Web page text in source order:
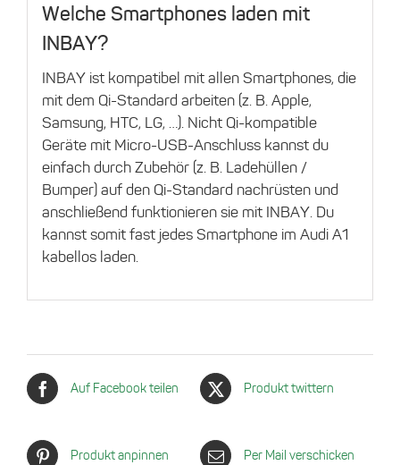
Welche Smartphones laden mit
INBAY?
INBAY ist kompatibel mit allen Smartphones, die
mit dem Qi-Standard arbeiten (z. B. Apple,
Samsung, HTC, LG, …). Nicht Qi-kompatible
Geräte mit Micro-USB-Anschluss kannst du
einfach durch Zubehör (z. B. Ladehüllen /
Bumper) auf den Qi-Standard nachrüsten und
anschließend funktionieren sie mit INBAY. Du
kannst somit fast jedes Smartphone im Audi A1
kabellos laden.
Auf Facebook teilen Produkt twittern
Produkt anpinnen Per Mail verschicken